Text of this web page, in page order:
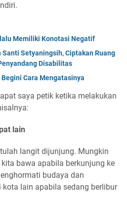
Memiliki Konotasi Negatif
Setyaningsih, Ciptakan Ruang
Disabilitas
Cara Mengatasinya
saya petik ketika melakukan
lain
langit dijunjung. Mungkin
bawa apabila berkunjung ke
budaya dan
lain apabila sedang berlibur